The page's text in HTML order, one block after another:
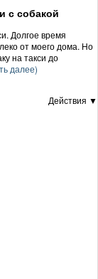
с собакой
Долгое время
от моего дома. Но
на такси до
далее)
Действия ▼